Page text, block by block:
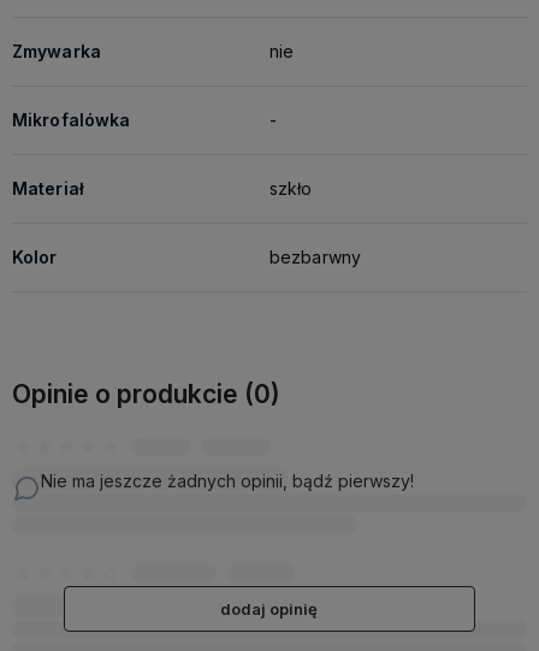
Zmywarka nie
Mikrofalówka -
Materiał szkło
Kolor bezbarwny
Opinie o produkcie (0)
Nie ma jeszcze żadnych opinii, bądź pierwszy!
dodaj opinię